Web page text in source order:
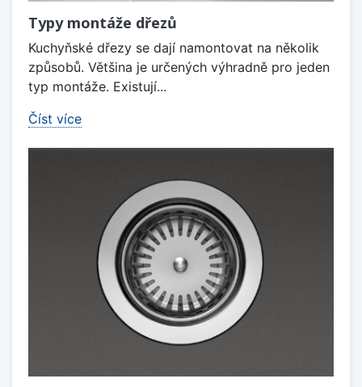
Typy montáže dřezů
Kuchyňské dřezy se dají namontovat na několik
způsobů. Většina je určených výhradně pro jeden
typ montáže. Existují...
Číst více